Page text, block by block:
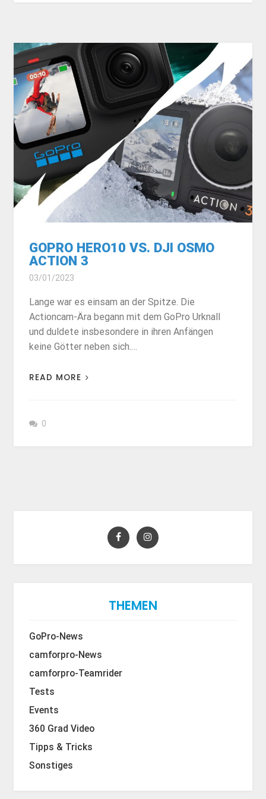
GOPRO HERO10 VS. DJI OSMO
ACTION 3
03/01/2023
Lange war es einsam an der Spitze. Die
Actioncam-Ära begann mit dem GoPro Urknall
und duldete insbesondere in ihren Anfängen
keine Götter neben sich.…
READ MORE
0
THEMEN
GoPro-News
camforpro-News
camforpro-Teamrider
Tests
Events
360 Grad Video
Tipps & Tricks
Sonstiges